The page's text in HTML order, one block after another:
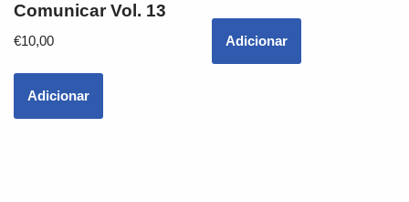
Comunicar Vol. 13
€10,00
Adicionar
Adicionar